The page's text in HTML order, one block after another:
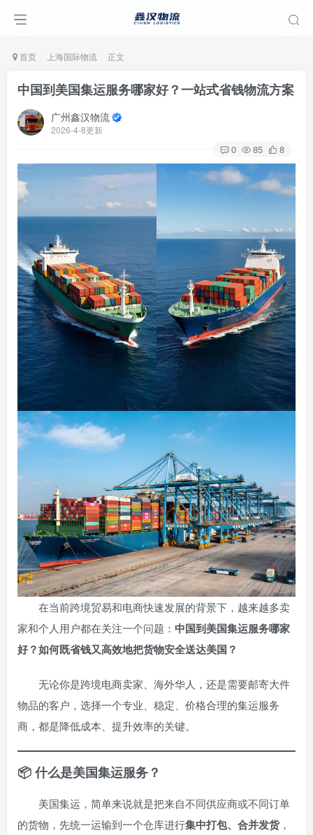
首页 上海国际物流 正文
中国到美国集运服务哪家好？一站式省钱物流方案
广州鑫汉物流
2026-4-8更新
0 85 8
在当前跨境贸易和电商快速发展的背景下，越来越多卖
家和个人用户都在关注一个问题： 中国到美国集运服务哪家
好？如何既省钱又高效地把货物安全送达美国？
无论你是跨境电商卖家、海外华人，还是需要邮寄大件
物品的客户，选择一个专业、稳定、价格合理的集运服务
商，都是降低成本、提升效率的关键。
📦 什么是美国集运服务？
美国集运，简单来说就是把来自不同供应商或不同订单
的货物，先统一运输到一个仓库进行集中打包、合并发货，